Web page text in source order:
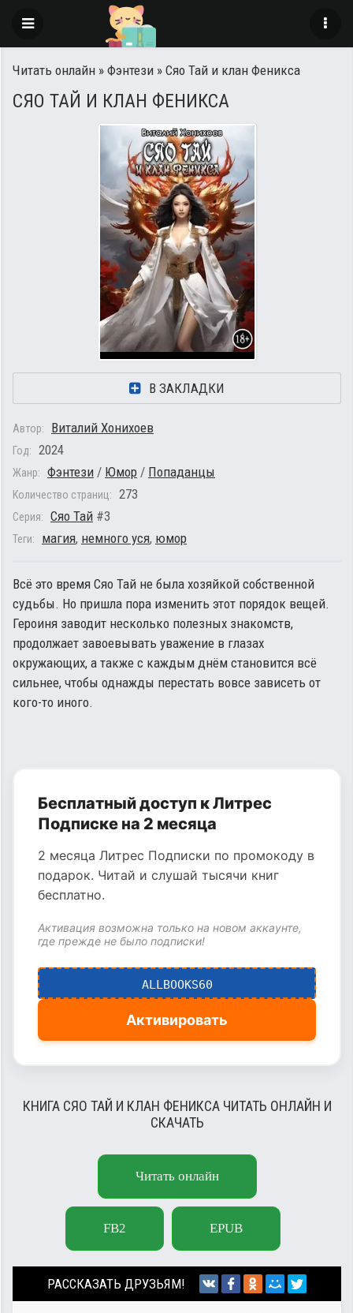
Читать онлайн » Фэнтези » Сяо Тай и клан Феникса
СЯО ТАЙ И КЛАН ФЕНИКСА
В ЗАКЛАДКИ
Автор: Виталий Хонихоев
Год: 2024
Жанр: Фэнтези / Юмор / Попаданцы
Количество страниц: 273
Серия: Сяо Тай #3
Теги: магия, немного уся, юмор
Всё это время Сяо Тай не была хозяйкой собственной
судьбы. Но пришла пора изменить этот порядок вещей.
Героиня заводит несколько полезных знакомств,
продолжает завоевывать уважение в глазах
окружающих, а также с каждым днём становится всё
сильнее, чтобы однажды перестать вовсе зависеть от
кого-то иного.
Бесплатный доступ к Литрес
Подписке на 2 месяца
2 месяца Литрес Подписки по промокоду в
подарок. Читай и слушай тысячи книг
бесплатно.
Активация возможна только на новом аккаунте,
где прежде не было подписки!
ALLBOOKS60
Активировать
КНИГА СЯО ТАЙ И КЛАН ФЕНИКСА ЧИТАТЬ ОНЛАЙН И
СКАЧАТЬ
Читать онлайн
FB2 EPUB
РАССКАЗАТЬ ДРУЗЬЯМ!